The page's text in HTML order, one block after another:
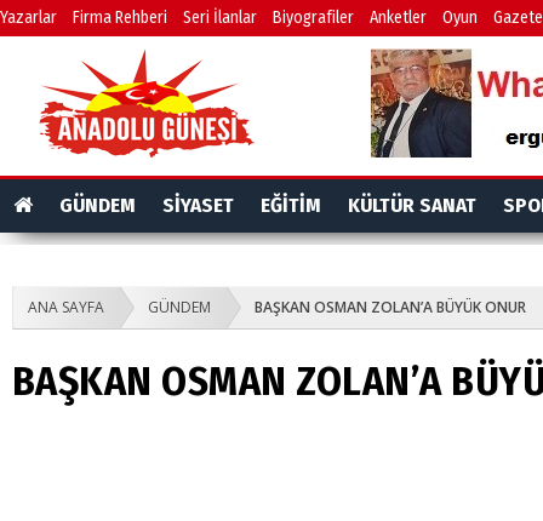
Yazarlar Firma Rehberi Seri İlanlar Biyografiler Anketler Oyun
GÜNDEM SİYASET EĞİTİM KÜLTÜR SANAT
ANA SAYFA GÜNDEM BAŞKAN OSMAN ZOLAN’A BÜYÜK ONUR
BAŞKAN OSMAN ZOLAN’A